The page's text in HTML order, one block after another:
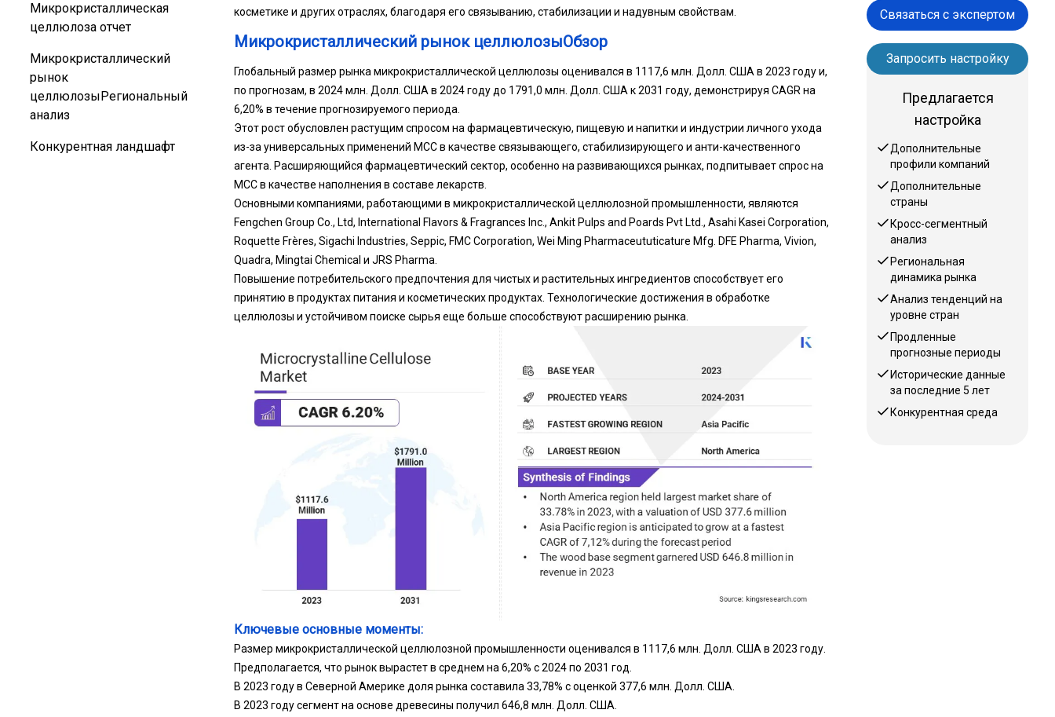
Микрокристаллическая
целлюлоза отчет
Микрокристаллический
рынок
целлюлозыРегиональный
анализ
Конкурентная ландшафт
косметике и других отраслях, благодаря его связыванию, стабилизации и надувным свойствам.
Микрокристаллический рынок целлюлозыОбзор
Глобальный размер рынка микрокристаллической целлюлозы оценивался в 1117,6 млн. Долл. США в 2023 году и,
по прогнозам, в 2024 млн. Долл. США в 2024 году до 1791,0 млн. Долл. США к 2031 году, демонстрируя CAGR на
6,20% в течение прогнозируемого периода.
Этот рост обусловлен растущим спросом на фармацевтическую, пищевую и напитки и индустрии личного ухода
из-за универсальных применений MCC в качестве связывающего, стабилизирующего и анти-качественного
агента. Расширяющийся фармацевтический сектор, особенно на развивающихся рынках, подпитывает спрос на
MCC в качестве наполнения в составе лекарств.
Основными компаниями, работающими в микрокристаллической целлюлозной промышленности, являются
Fengchen Group Co., Ltd, International Flavors & Fragrances Inc., Ankit Pulps and Poards Pvt Ltd., Asahi Kasei Corporation,
Roquette Frères, Sigachi Industries, Seppic, FMC Corporation, Wei Ming Pharmaceututicature Mfg. DFE Pharma, Vivion,
Quadra, Mingtai Chemical и JRS Pharma.
Повышение потребительского предпочтения для чистых и растительных ингредиентов способствует его
принятию в продуктах питания и косметических продуктах. Технологические достижения в обработке
целлюлозы и устойчивом поиске сырья еще больше способствуют расширению рынка.
Ключевые основные моменты:
Размер микрокристаллической целлюлозной промышленности оценивался в 1117,6 млн. Долл. США в 2023 году.
Предполагается, что рынок вырастет в среднем на 6,20% с 2024 по 2031 год.
В 2023 году в Северной Америке доля рынка составила 33,78% с оценкой 377,6 млн. Долл. США.
В 2023 году сегмент на основе древесины получил 646,8 млн. Долл. США.
Связаться с экспертом
Запросить настройку
Предлагается
настройка
Дополнительные
профили компаний
Дополнительные
страны
Кросс-сегментный
анализ
Региональная
динамика рынка
Анализ тенденций на
уровне стран
Продленные
прогнозные периоды
Исторические данные
за последние 5 лет
Конкурентная среда